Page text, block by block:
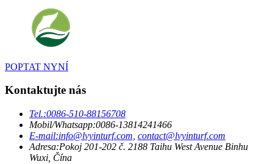
POPTAT NYNÍ
Kontaktujte nás
Tel.:0086-510-88156708
Mobil/Whatsapp:0086-13814241466
E-mail:info@lvyinturf.com, contact@lvyinturf.com
Adresa:Pokoj 201-202 č. 2188 Taihu West Avenue Binhu
Wuxi, Čína